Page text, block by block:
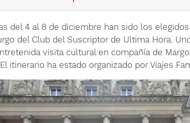
del 4 al 8 de diciembre han sido los
del Club del Suscriptor de Ultima Hora.
visita cultural en compañía de
itinerario ha estado organizado por Viajes